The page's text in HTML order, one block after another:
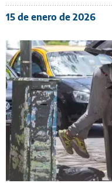
15 de enero de 2026